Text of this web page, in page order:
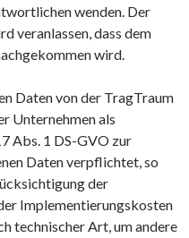
wenden. Der
veranlassen, dass dem
wird.
Daten von der TragTraum
Unternehmen als
Abs. 1 DS-GVO zur
Daten verpflichtet, so
der
Implementierungskosten
technischer Art, um andere